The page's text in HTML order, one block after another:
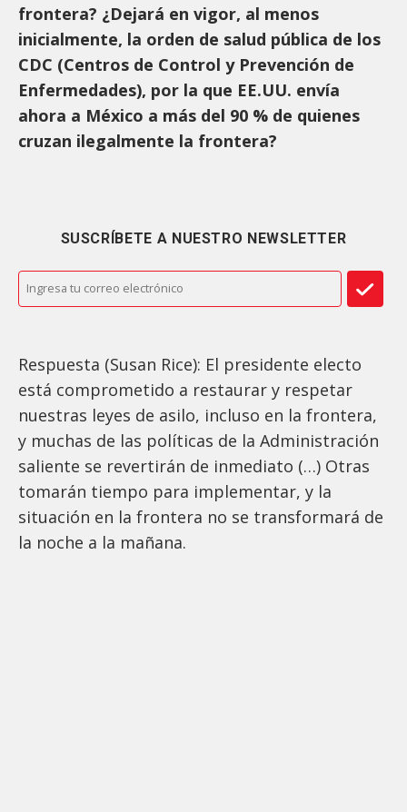
frontera? ¿Dejará en vigor, al menos
inicialmente, la orden de salud pública de los
CDC (Centros de Control y Prevención de
Enfermedades), por la que EE.UU. envía
ahora a México a más del 90 % de quienes
cruzan ilegalmente la frontera?
SUSCRÍBETE A NUESTRO NEWSLETTER
Respuesta (Susan Rice): El presidente electo
está comprometido a restaurar y respetar
nuestras leyes de asilo, incluso en la frontera,
y muchas de las políticas de la Administración
saliente se revertirán de inmediato (…) Otras
tomarán tiempo para implementar, y la
situación en la frontera no se transformará de
la noche a la mañana.